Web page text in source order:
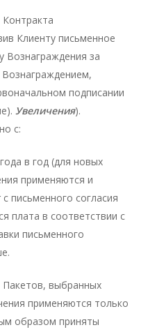
Клиенту письменное
Вознаграждения за
подписании
Увеличения).
с:
в год (для новых
применяются и
письменного согласия
плата в соответствии с
письменного
выбранных
применяются только
образом приняты